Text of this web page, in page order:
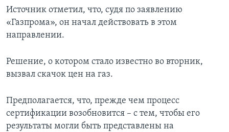
Источник отметил, что, судя по заявлению
«Газпрома», он начал действовать в этом
направлении.
Решение, о котором стало известно во вторник,
вызвал скачок цен на газ.
Предполагается, что, прежде чем процесс
сертификации возобновится – с тем, чтобы его
результаты могли быть представлены на